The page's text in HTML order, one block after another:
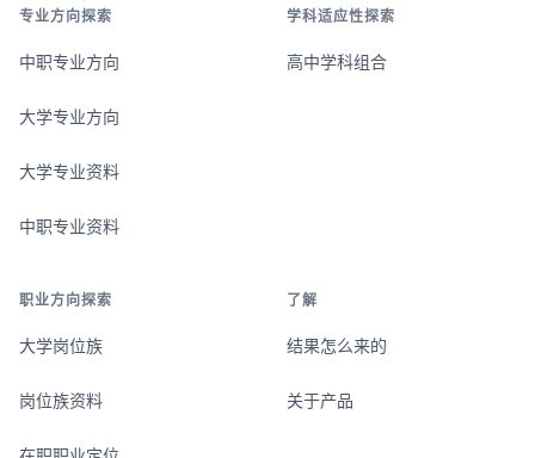
专业方向探索
中职专业方向
大学专业方向
大学专业资料
中职专业资料
学科适应性探索
高中学科组合
职业方向探索
大学岗位族
岗位族资料
了解
结果怎么来的
关于产品